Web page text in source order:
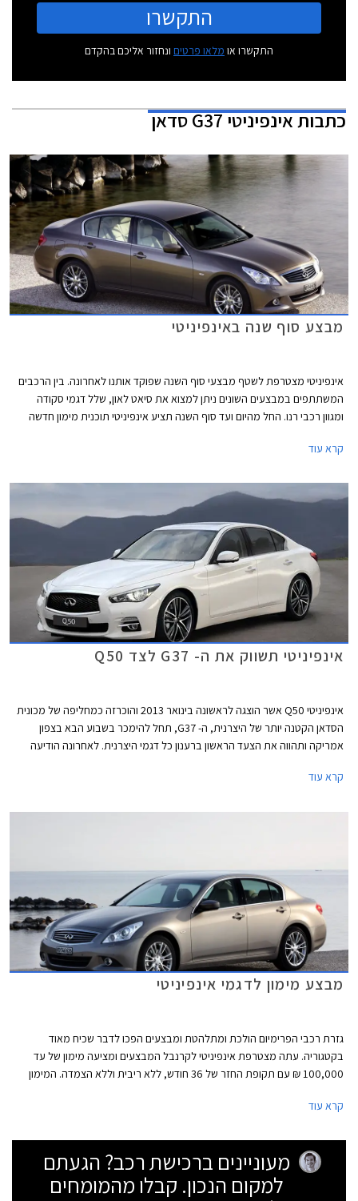
התקשרו
התקשרו או מלאו פרטים ונחזור אליכם בהקדם
כתבותאינפיניטי G37 סדאן
מבצע סוף שנה באינפיניטי
אינפיניטי מצטרפת לשטף מבצעי סוף השנה שפוקד אותנו לאחרונה. בין הרכבים
המשתתפים במבצעים השונים ניתן למצוא את סיאט לאון, שלל דגמי סקודה
ומגוון רכבי רנו. החל מהיום ועד סוף השנה תציע אינפיניטי תוכנית מימון חדשה
מחירון.
קרא עוד
אינפיניטי תשווק את ה- G37 לצד Q50
אינפיניטי Q50 אשר הוצגה לראשונה בינואר 2013 והוכרזה כמחליפה של מכונית
הסדאן הקטנה יותר של היצרנית, ה- G37, תחל להימכר בשבוע הבא בצפון
אמריקה ותהווה את הצעד הראשון ברענון כל דגמי היצרנית. לאחרונה הודיעה
את שני הדגמים זה לצד זה לפחות עד סוף שנת 2015.
קרא עוד
מבצע מימון לדגמי אינפיניטי
גזרת רכבי הפרימיום הולכת ומתלהטת ומבצעים הפכו לדבר שכיח מאוד
בקטגוריה. עתה מצטרפת אינפיניטי לקרנבל המבצעים ומציעה מימון של עד
100,000 ₪ עם תקופת החזר של 36 חודש, ללא ריבית וללא הצמדה. המימון
באישור הגוף המממן.
קרא עוד
מעוניינים ברכישת רכב? הגעתם
למקום הנכון. קבלו מהמומחים